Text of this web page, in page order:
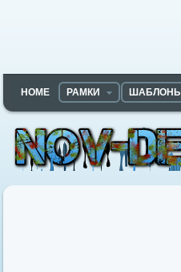
HOME РАМКИ ШАБЛОНЫ